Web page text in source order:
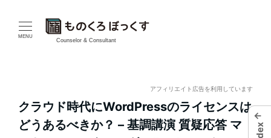
MENU
Counselor & Consultant
アフィリエイト広告を利用しています
クラウド時代にWordPressのライセンスは
どうあるべきか？ – 基調講演 質疑応答 マ
←